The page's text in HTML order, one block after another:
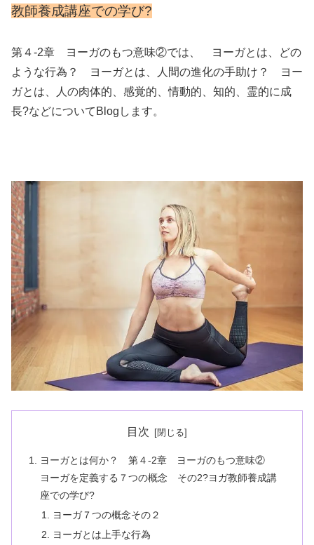
教師養成講座での学び?
第４-2章 ヨーガのもつ意味②では、 ヨーガとは、どの
ような行為？ ヨーガとは、人間の進化の手助け？ ヨー
ガとは、人の肉体的、感覚的、情動的、知的、霊的に成
長?などについてBlogします。
目次
ヨーガとは何か？ 第４-2章 ヨーガのもつ意味②
ヨーガを定義する７つの概念 その2?ヨガ教師養成講
座での学び?
ヨーガ７つの概念その２
ヨーガとは上手な行為